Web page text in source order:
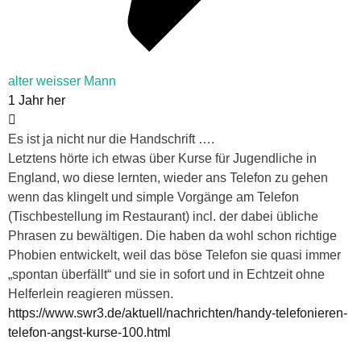
alter weisser Mann
1 Jahr her
Es ist ja nicht nur die Handschrift ….
Letztens hörte ich etwas über Kurse für Jugendliche in
England, wo diese lernten, wieder ans Telefon zu gehen
wenn das klingelt und simple Vorgänge am Telefon
(Tischbestellung im Restaurant) incl. der dabei übliche
Phrasen zu bewältigen. Die haben da wohl schon richtige
Phobien entwickelt, weil das böse Telefon sie quasi immer
„spontan überfällt“ und sie in sofort und in Echtzeit ohne
Helferlein reagieren müssen.
https://www.swr3.de/aktuell/nachrichten/handy-telefonieren-
telefon-angst-kurse-100.html